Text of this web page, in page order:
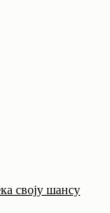
своју шансу